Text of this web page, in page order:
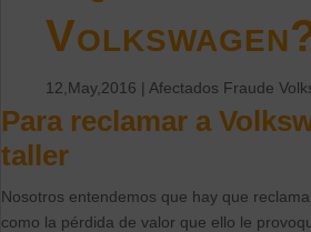
12,May,2016 | Afectados Fraude
Para reclamar a
taller
Nosotros entendemos que hay que
como la pérdida de valor que ello le